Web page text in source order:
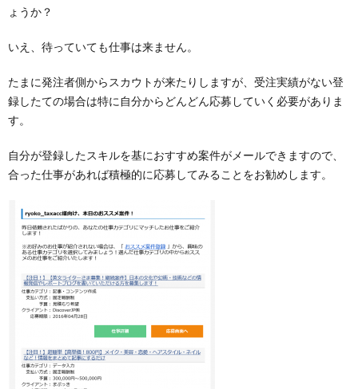
ょうか？
いえ、待っていても仕事は来ません。
たまに発注者側からスカウトが来たりしますが、受注実績がない登
録したての場合は特に自分からどんどん応募していく必要がありま
す。
自分が登録したスキルを基におすすめ案件がメールできますので、
合った仕事があれば積極的に応募してみることをお勧めします。